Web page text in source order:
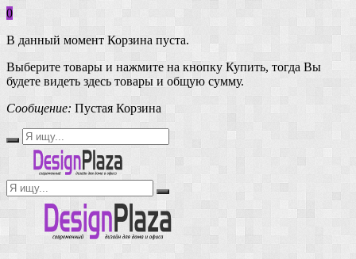
0
В данный момент Корзина пуста.
Выберите товары и нажмите на кнопку Купить, тогда Вы
будете видеть здесь товары и общую сумму.
Сообщение: Пустая Корзина